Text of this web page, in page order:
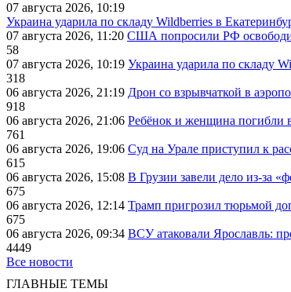
07 августа 2026, 10:19
Украина ударила по складу Wildberries в
07 августа 2026, 11:20 США попросили РФ
58
07 августа 2026, 10:19 Украина ударила по складу
318
06 августа 2026, 21:19 Дрон со взрывчаткой в
918
06 августа 2026, 21:06 Ребёнок и женщина погибли
761
06 августа 2026, 19:06 Суд на Урале приступил к
615
06 августа 2026, 15:08 В Грузии завели дело из-за
675
06 августа 2026, 12:14 Трамп пригрозил тюрьмой
675
06 августа 2026, 09:34 ВСУ атаковали Ярославль:
4449
Все новости
ГЛАВНЫЕ ТЕМЫ